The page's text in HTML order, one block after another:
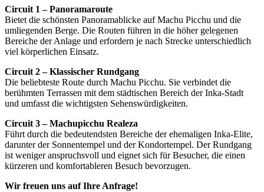
Circuit 1 – Panoramaroute
Bietet die schönsten Panoramablicke auf Machu Picchu und die
umliegenden Berge. Die Routen führen in die höher gelegenen
Bereiche der Anlage und erfordern je nach Strecke unterschiedlich
viel körperlichen Einsatz.
Circuit 2 – Klassischer Rundgang
Die beliebteste Route durch Machu Picchu. Sie verbindet die
berühmten Terrassen mit dem städtischen Bereich der Inka-Stadt
und umfasst die wichtigsten Sehenswürdigkeiten.
Circuit 3 – Machupicchu Realeza
Führt durch die bedeutendsten Bereiche der ehemaligen Inka-Elite,
darunter der Sonnentempel und der Kondortempel. Der Rundgang
ist weniger anspruchsvoll und eignet sich für Besucher, die einen
kürzeren und komfortableren Besuch bevorzugen.
Wir freuen uns auf Ihre Anfrage!